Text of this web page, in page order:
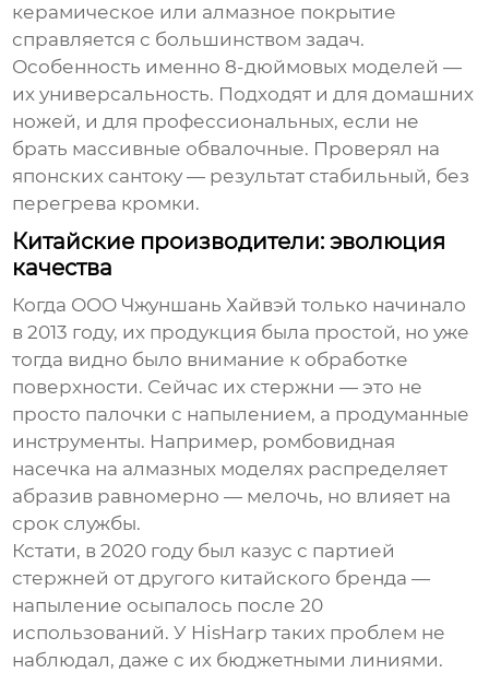
керамическое или алмазное покрытие
справляется с большинством задач.
Особенность именно 8-дюймовых моделей —
их универсальность. Подходят и для домашних
ножей, и для профессиональных, если не
брать массивные обвалочные. Проверял на
японских сантоку — результат стабильный, без
перегрева кромки.
Китайские производители: эволюция
качества
Когда ООО Чжуншань Хайвэй только начинало
в 2013 году, их продукция была простой, но уже
тогда видно было внимание к обработке
поверхности. Сейчас их стержни — это не
просто палочки с напылением, а продуманные
инструменты. Например, ромбовидная
насечка на алмазных моделях распределяет
абразив равномерно — мелочь, но влияет на
срок службы.
Кстати, в 2020 году был казус с партией
стержней от другого китайского бренда —
напыление осыпалось после 20
использований. У HisHarp таких проблем не
наблюдал, даже с их бюджетными линиями.